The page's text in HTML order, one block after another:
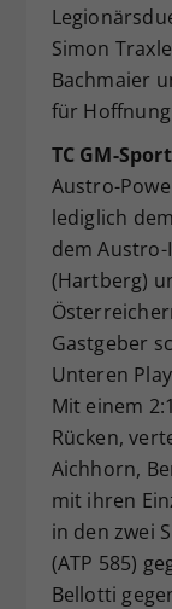
Simon
Bachmaier
für
TC GM-
Austro-
lediglich
dem
(Hartberg)
Gastgeber
Unteren
Mit einem
Rücken,
Aichhorn,
mit ihren
in den zwei
(ATP 585)
Bellotti